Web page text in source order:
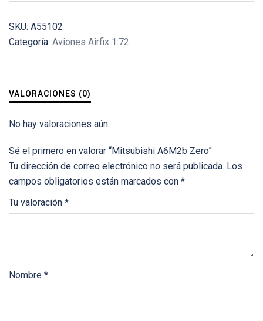
SKU: A55102
Categoría: Aviones Airfix 1:72
VALORACIONES (0)
No hay valoraciones aún.
Sé el primero en valorar “Mitsubishi A6M2b Zero”
Tu dirección de correo electrónico no será publicada. Los
campos obligatorios están marcados con *
Tu valoración *
Nombre *